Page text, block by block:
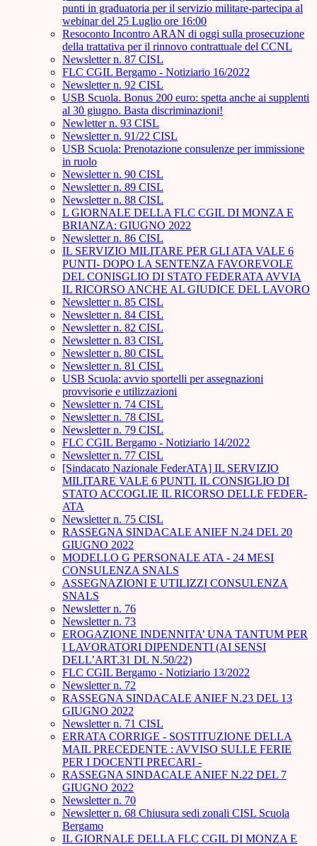
punti in graduatoria per il servizio militare-partecipa al
webinar del 25 Luglio ore 16:00
Resoconto Incontro ARAN di oggi sulla prosecuzione
della trattativa per il rinnovo contrattuale del CCNL
Newsletter n. 87 CISL
FLC CGIL Bergamo - Notiziario 16/2022
Newsletter n. 92 CISL
USB Scuola. Bonus 200 euro: spetta anche ai supplenti
al 30 giugno. Basta discriminazioni!
Newletter n. 93 CISL
Newsletter n. 91/22 CISL
USB Scuola: Prenotazione consulenze per immissione
in ruolo
Newsletter n. 90 CISL
Newsletter n. 89 CISL
Newsletter n. 88 CISL
L GIORNALE DELLA FLC CGIL DI MONZA E
BRIANZA: GIUGNO 2022
Newsletter n. 86 CISL
IL SERVIZIO MILITARE PER GLI ATA VALE 6
PUNTI- DOPO LA SENTENZA FAVOREVOLE
DEL CONISGLIO DI STATO FEDERATA AVVIA
IL RICORSO ANCHE AL GIUDICE DEL LAVORO
Newsletter n. 85 CISL
Newsletter n. 84 CISL
Newsletter n. 82 CISL
Newsletter n. 83 CISL
Newsletter n. 80 CISL
Newsletter n. 81 CISL
USB Scuola: avvio sportelli per assegnazioni
provvisorie e utilizzazioni
Newsletter n. 74 CISL
Newsletter n. 78 CISL
Newsletter n. 79 CISL
FLC CGIL Bergamo - Notiziario 14/2022
Newsletter n. 77 CISL
[Sindacato Nazionale FederATA] IL SERVIZIO
MILITARE VALE 6 PUNTI. IL CONSIGLIO DI
STATO ACCOGLIE IL RICORSO DELLE FEDER-
ATA
Newsletter n. 75 CISL
RASSEGNA SINDACALE ANIEF N.24 DEL 20
GIUGNO 2022
MODELLO G PERSONALE ATA - 24 MESI
CONSULENZA SNALS
ASSEGNAZIONI E UTILIZZI CONSULENZA
SNALS
Newsletter n. 76
Newsletter n. 73
EROGAZIONE INDENNITA’ UNA TANTUM PER
I LAVORATORI DIPENDENTI (AI SENSI
DELL’ART.31 DL N.50/22)
FLC CGIL Bergamo - Notiziario 13/2022
Newsletter n. 72
RASSEGNA SINDACALE ANIEF N.23 DEL 13
GIUGNO 2022
Newsletter n. 71 CISL
ERRATA CORRIGE - SOSTITUZIONE DELLA
MAIL PRECEDENTE : AVVISO SULLE FERIE
PER I DOCENTI PRECARI -
RASSEGNA SINDACALE ANIEF N.22 DEL 7
GIUGNO 2022
Newsletter n. 70
Newsletter n. 68 Chiusura sedi zonali CISL Scuola
Bergamo
IL GIORNALE DELLA FLC CGIL DI MONZA E